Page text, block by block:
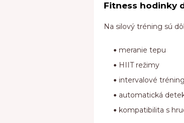
Fitness hodinky
Na silový tréning sú
meranie tepu
HIIT režimy
intervalové
automatická
kompatibilita s